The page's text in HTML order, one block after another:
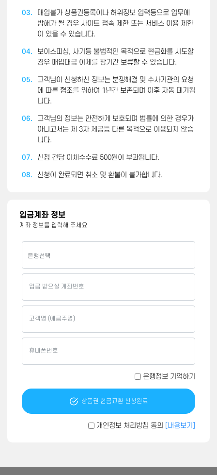
03.
매입불가 상품권등록이나 허위정보 입력등으로 업무에
방해가 될 경우 사이트 접속 제한 또는 서비스 이용 제한
이 있을 수 있습니다.
04.
보이스피싱, 사기등 불법적인 목적으로 현금화를 시도할
경우 매입대금 이체를 장기간 보류할 수 있습니다.
05.
고객님이 신청하신 정보는 분쟁해결 및 수사기관의 요청
에 따른 협조를 위하여 1년간 보존되며 이후 자동 폐기됩
니다.
06.
고객님의 정보는 안전하게 보호되며 법률에 의한 경우가
아니고서는 제 3자 제공등 다른 목적으로 이용되지 않습
니다.
07. 신청 건당 이체수수료 500원이 부과됩니다.
08. 신청이 완료되면 취소 및 환불이 불가합니다.
입금계좌 정보
계좌 정보를 입력해 주세요
은행선택
은행정보 기억하기
상품권 현금교환 신청완료
개인정보 처리방침 동의 [내용보기]